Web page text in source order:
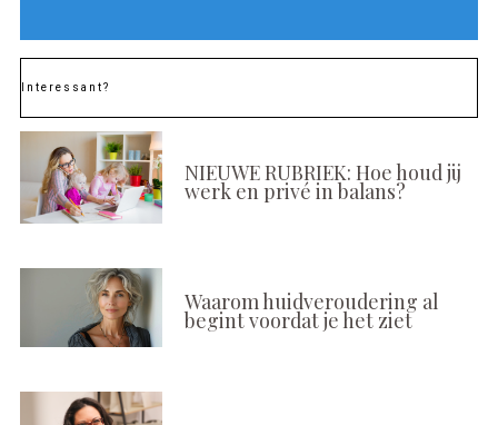
Interessant?
NIEUWE RUBRIEK: Hoe houd jij
werk en privé in balans?
Waarom huidveroudering al
begint voordat je het ziet